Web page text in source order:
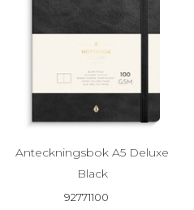
Anteckningsbok A5 Deluxe
Black
92771100